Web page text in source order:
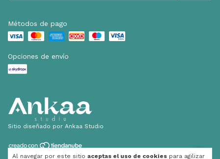
Al navegar por este sitio aceptas el uso de cookies para agilizar
Métodos de pago
Opciones de envío
Sitio diseñado por Ankaa Studio
Copyright Tatolina - 2026. Todos los derechos reservados.